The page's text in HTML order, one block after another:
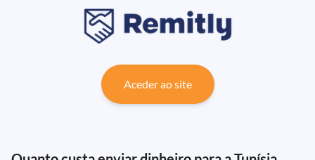
Aceder ao site